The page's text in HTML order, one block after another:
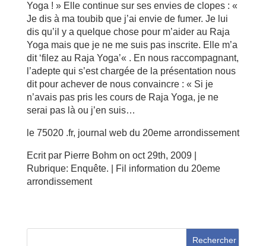
Yoga ! » Elle continue sur ses envies de clopes : «
Je dis à ma toubib que j’ai envie de fumer. Je lui
dis qu’il y a quelque chose pour m’aider au Raja
Yoga mais que je ne me suis pas inscrite. Elle m’a
dit ‘filez au Raja Yoga’« . En nous raccompagnant,
l’adepte qui s’est chargée de la présentation nous
dit pour achever de nous convaincre : « Si je
n’avais pas pris les cours de Raja Yoga, je ne
serai pas là ou j’en suis…
le 75020 .fr, journal web du 20eme arrondissement
Ecrit par Pierre Bohm on oct 29th, 2009 |
Rubrique: Enquête. | Fil information du 20eme
arrondissement